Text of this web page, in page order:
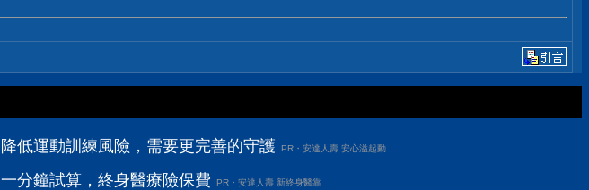
降低運動訓練風險，需要更完善的守護 PR・安達人壽 安心溢起動
一分鐘試算，終身醫療險保費 PR・安達人壽 新終身醫靠